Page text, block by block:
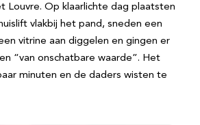
Louvre. Op klaarlichte dag plaatsten
vlakbij het pand, sneden een
vitrine aan diggelen en gingen er
“van onschatbare waarde”. Het
minuten en de daders wisten te